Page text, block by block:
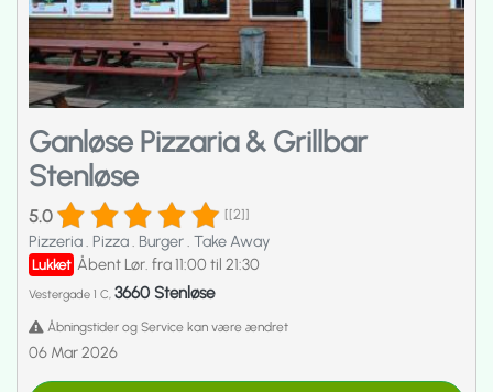
Ganløse Pizzaria & Grillbar
Stenløse
5.0 [[2]]
Pizzeria. Pizza. Burger. Take Away
Lukket Åbent Lør. fra 11:00 til 21:30
Vestergade 1 C, 3660 Stenløse
Åbningstider og Service kan være ændret
06 Mar 2026